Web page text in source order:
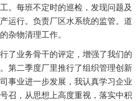
。每班不定时的巡检，发现问题及
运行。负责厂区水系统的监管。道
杂物清理工作。
了业务骨干的评定，增强了我们的
第二季度厂里推行了组织管理创新
事业进一步发展，我认真学习企业
召，从思想上高度重视，落实中积